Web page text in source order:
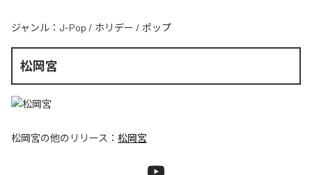
ジャンル： J-Pop / ホリデー / ポップ
松岡宮
松岡宮の他のリリース： 松岡宮